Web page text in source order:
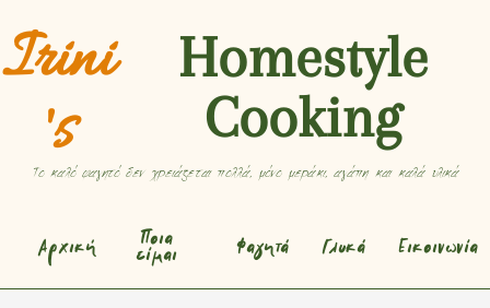
Irini
's
Homestyle
Cooking
Το καλό φαγητό δεν χρειάζεται πολλά, μόνο μεράκι, αγάπη και καλά υλικά
Αρχική
Ποια
είμαι
Φαγητά Γλυκά Εικοινωνία